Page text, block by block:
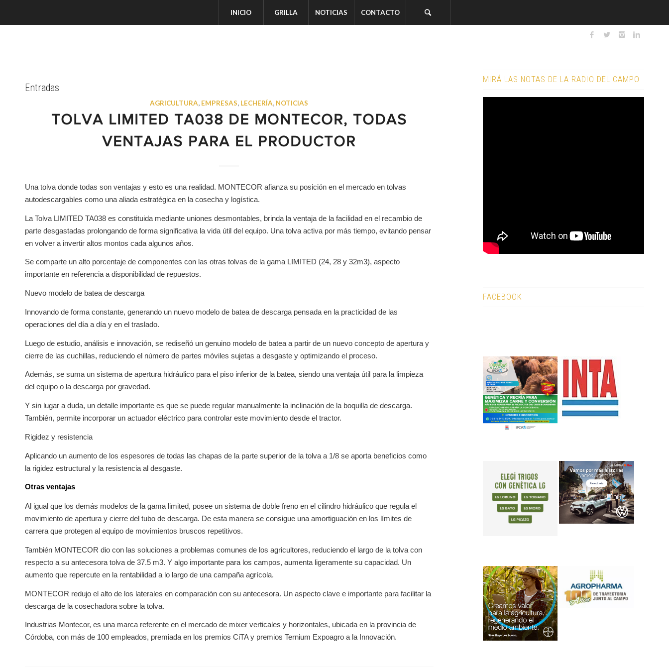
INICIO GRILLA NOTICIAS CONTACTO
Entradas
AGRICULTURA, EMPRESAS, LECHERÍA, NOTICIAS
TOLVA LIMITED TA038 DE MONTECOR, TODAS
VENTAJAS PARA EL PRODUCTOR
Una tolva donde todas son ventajas y esto es una realidad. MONTECOR afianza su posición en el mercado en tolvas
autodescargables como una aliada estratégica en la cosecha y logística.
La Tolva LIMITED TA038 es constituida mediante uniones desmontables, brinda la ventaja de la facilidad en el recambio de
parte desgastadas prolongando de forma significativa la vida útil del equipo. Una tolva activa por más tiempo, evitando pensar
en volver a invertir altos montos cada algunos años.
Se comparte un alto porcentaje de componentes con las otras tolvas de la gama LIMITED (24, 28 y 32m3), aspecto
importante en referencia a disponibilidad de repuestos.
Nuevo modelo de batea de descarga
Innovando de forma constante, generando un nuevo modelo de batea de descarga pensada en la practicidad de las
operaciones del día a día y en el traslado.
Luego de estudio, análisis e innovación, se rediseñó un genuino modelo de batea a partir de un nuevo concepto de apertura y
cierre de las cuchillas, reduciendo el número de partes móviles sujetas a desgaste y optimizando el proceso.
Además, se suma un sistema de apertura hidráulico para el piso inferior de la batea, siendo una ventaja útil para la limpieza
del equipo o la descarga por gravedad.
Y sin lugar a duda, un detalle importante es que se puede regular manualmente la inclinación de la boquilla de descarga.
También, permite incorporar un actuador eléctrico para controlar este movimiento desde el tractor.
Rigidez y resistencia
Aplicando un aumento de los espesores de todas las chapas de la parte superior de la tolva a 1/8 se aporta beneficios como
la rigidez estructural y la resistencia al desgaste.
Otras ventajas
Al igual que los demás modelos de la gama limited, posee un sistema de doble freno en el cilindro hidráulico que regula el
movimiento de apertura y cierre del tubo de descarga. De esta manera se consigue una amortiguación en los límites de
carrera que protegen al equipo de movimientos bruscos repetitivos.
También MONTECOR dio con las soluciones a problemas comunes de los agricultores, reduciendo el largo de la tolva con
respecto a su antecesora tolva de 37.5 m3. Y algo importante para los campos, aumenta ligeramente su capacidad. Un
aumento que repercute en la rentabilidad a lo largo de una campaña agrícola.
MONTECOR redujo el alto de los laterales en comparación con su antecesora. Un aspecto clave e importante para facilitar la
descarga de la cosechadora sobre la tolva.
Industrias Montecor, es una marca referente en el mercado de mixer verticales y horizontales, ubicada en la provincia de
Córdoba, con más de 100 empleados, premiada en los premios CiTA y premios Ternium Expoagro a la Innovación.
MIRÁ LAS NOTAS DE LA RADIO DEL CAMPO
FACEBOOK